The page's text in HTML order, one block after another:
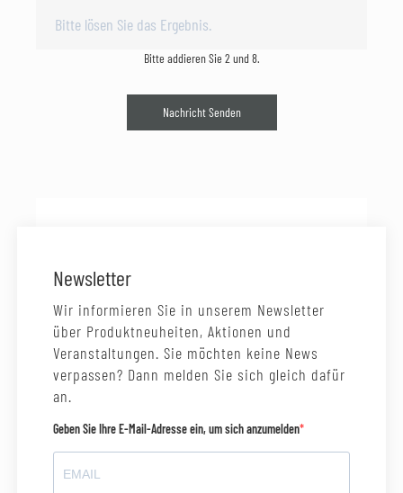
Bitte addieren Sie 2 und 8.
Nachricht Senden
Newsletter
Wir informieren Sie in unserem Newsletter
über Produktneuheiten, Aktionen und
Veranstaltungen. Sie möchten keine News
verpassen? Dann melden Sie sich gleich dafür
an.
Geben Sie Ihre E-Mail-Adresse ein, um sich anzumelden